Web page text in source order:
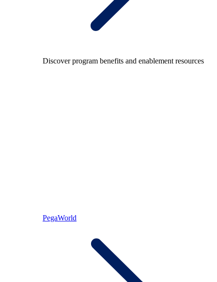
Discover program benefits and enablement resources
PegaWorld